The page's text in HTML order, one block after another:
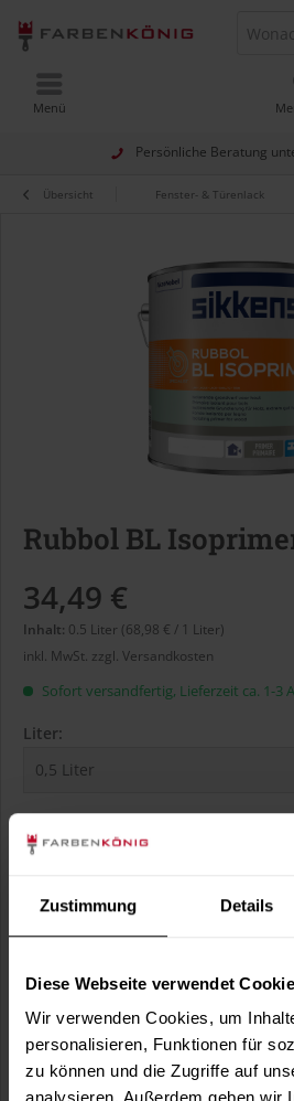
Zustimmung Details
Diese Webseite verwendet
Wir verwenden Cookies, um
personalisieren, Funktionen für
zu können und die Zugriffe auf
Persönliche Beratung
Menü
Übersicht Fenster- & Türenlack
Rubbol BL
34,49 €
Inhalt: 0.5 Liter (68,98 € / 1 Liter)
inkl. MwSt. zzgl. Versandkosten
Sofort versandfertig, Lieferzeit ca. 1-3
Liter:
Verbrauch berechnen
Wie viele m² wollen Sie bearbeiten?
In den